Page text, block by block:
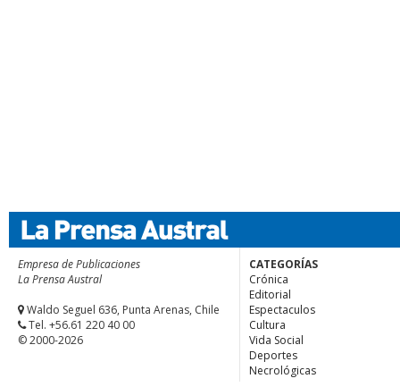
Empresa de Publicaciones
La Prensa Austral
Waldo Seguel 636, Punta Arenas, Chile
Tel. +56.61 220 40 00
© 2000-2026
CATEGORÍAS
Crónica
Editorial
Espectaculos
Cultura
Vida Social
Deportes
Necrológicas